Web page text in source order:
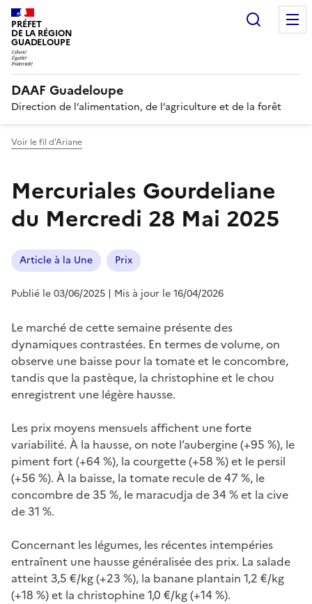
PRÉFET
DE LA RÉGION
GUADELOUPE
DAAF Guadeloupe
Direction de l’alimentation, de l’agriculture et de la forêt
Voir le fil d'Ariane
Mercuriales Gourdeliane
du Mercredi 28 Mai 2025
Article à la Une Prix
Publié le 03/06/2025 | Mis à jour le 16/04/2026
Le marché de cette semaine présente des
dynamiques contrastées. En termes de volume, on
observe une baisse pour la tomate et le concombre,
tandis que la pastèque, la christophine et le chou
enregistrent une légère hausse.
Les prix moyens mensuels affichent une forte
variabilité. À la hausse, on note l’aubergine (+95 %), le
piment fort (+64 %), la courgette (+58 %) et le persil
(+56 %). À la baisse, la tomate recule de 47 %, le
concombre de 35 %, le maracudja de 34 % et la cive
de 31 %.
Concernant les légumes, les récentes intempéries
entraînent une hausse généralisée des prix. La salade
atteint 3,5 €/kg (+23 %), la banane plantain 1,2 €/kg
(+18 %) et la christophine 1,0 €/kg (+14 %).